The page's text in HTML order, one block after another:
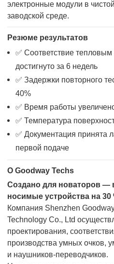
Резюме результатов
✅ Соответствие
достигнуто за 6 недель
✅ Задержки повторного
40%
✅ Время работы
✅ Температура
✅ Документация принята
первой подаче
О Goodway Techs
Создано для новаторов —
носимые устройства на 30
Компания Shenzhen
Technology Co., Ltd
проектирования,
производства умных очков,
и наушников-переводчиков.